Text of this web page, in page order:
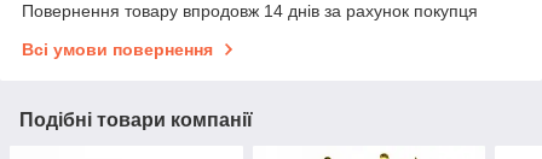
Повернення товару впродовж 14 днів за рахунок покупця
Всі умови повернення
Подібні товари компанії